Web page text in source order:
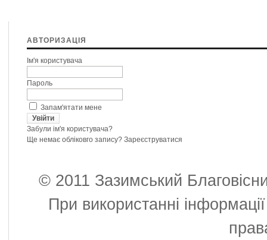
АВТОРИЗАЦІЯ
Ім'я користувача
Пароль
Запам'ятати мене
Забули ім'я користувача?
Ще немає обліковго запису? Зареєструватися
© 2011 Зазимський
При використанні